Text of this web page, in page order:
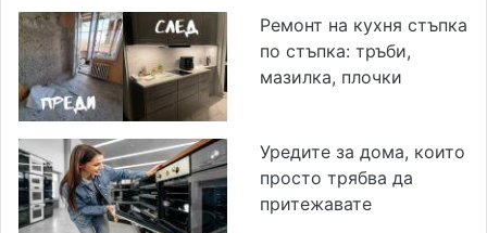
Ремонт на кухня стъпка
по стъпка: тръби,
мазилка, плочки
Уредите за дома, които
просто трябва да
притежавате